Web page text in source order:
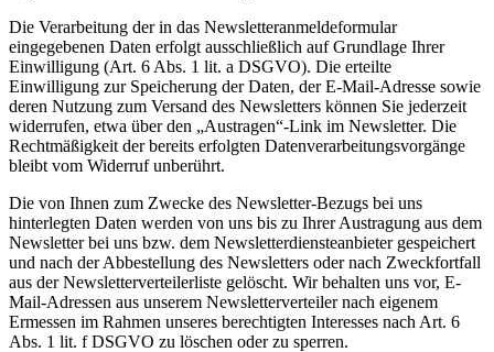
Die Verarbeitung der in das Newsletteranmeldeformular
eingegebenen Daten erfolgt ausschließlich auf Grundlage Ihrer
Einwilligung (Art. 6 Abs. 1 lit. a DSGVO). Die erteilte
Einwilligung zur Speicherung der Daten, der E-Mail-Adresse sowie
deren Nutzung zum Versand des Newsletters können Sie jederzeit
widerrufen, etwa über den „Austragen“-Link im Newsletter. Die
Rechtmäßigkeit der bereits erfolgten Datenverarbeitungsvorgänge
bleibt vom Widerruf unberührt.
Die von Ihnen zum Zwecke des Newsletter-Bezugs bei uns
hinterlegten Daten werden von uns bis zu Ihrer Austragung aus dem
Newsletter bei uns bzw. dem Newsletterdiensteanbieter gespeichert
und nach der Abbestellung des Newsletters oder nach Zweckfortfall
aus der Newsletterverteilerliste gelöscht. Wir behalten uns vor, E-
Mail-Adressen aus unserem Newsletterverteiler nach eigenem
Ermessen im Rahmen unseres berechtigten Interesses nach Art. 6
Abs. 1 lit. f DSGVO zu löschen oder zu sperren.